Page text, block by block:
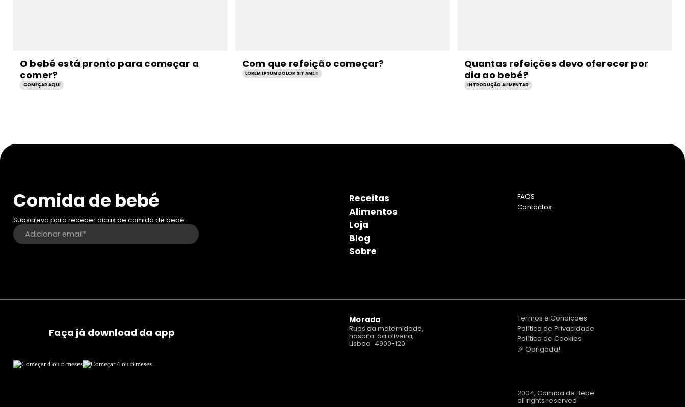
O bebé está pronto para começar a
comer?
COMEÇAR AQUI
Com que refeição começar?
LOREM IPSUM DOLOR SIT AMET
Quantas refeições devo oferecer por
dia ao bebé?
INTRODUÇÃO ALIMENTAR
Comida de bebé
Subscreva para receber dicas de comida de bebé
Receitas
Alimentos
Loja
Blog
Sobre
FAQS
Contactos
Faça já download da app
Morada
Ruas da maternidade,
hospital da oliveira,
Lisboa 4900-120
Termos e Condições
Política de Privacidade
Política de Cookies
🎉 Obrigada!
2004, Comida de Bebé
all rights reserved